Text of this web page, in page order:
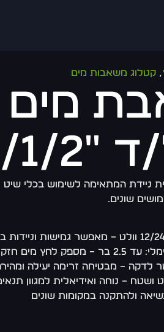
, קטלוג משאבות מים
שונים.
חזק למגוון צרכים
ושטח – נוחה ואידיאלית למגוון
ולהתקנה במקומות שונים